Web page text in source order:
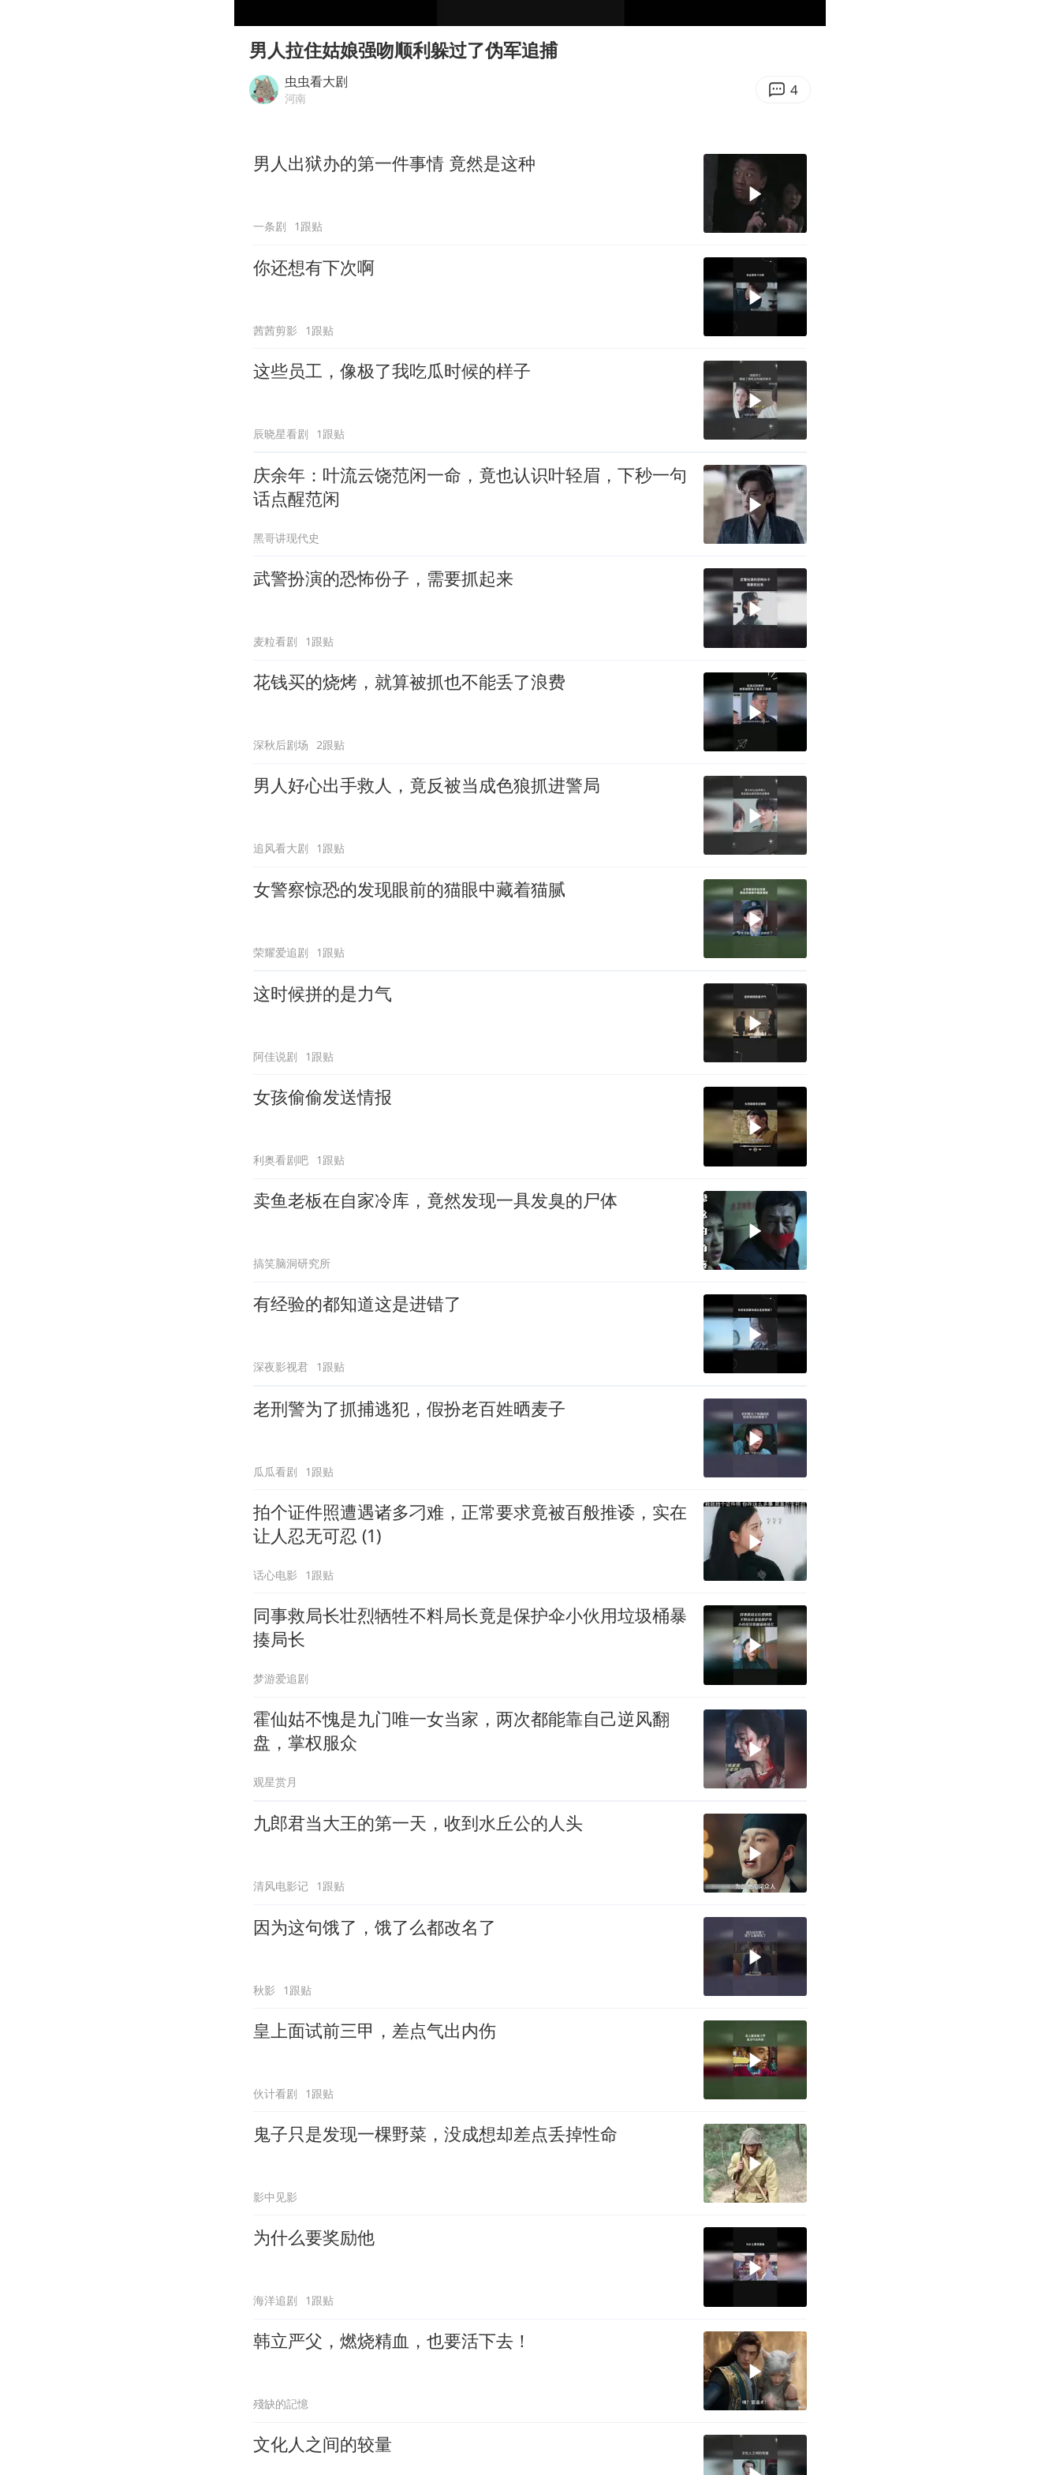
台风灿鸿未来对中国无影响
美媒称美国想用战术核武器对抗中俄
如何把百年大党建设得更加坚强有力？
男人拉住姑娘强吻顺利躲过了伪军追捕
虫虫看大剧
河南 4
男人出狱办的第一件事情 竟然是这种
一条剧 1跟贴
你还想有下次啊
茜茜剪影 1跟贴
这些员工，像极了我吃瓜时候的样子
辰晓星看剧 1跟贴
庆余年：叶流云饶范闲一命，竟也认识叶轻眉，下秒一句
话点醒范闲
黑哥讲现代史
武警扮演的恐怖份子，需要抓起来
麦粒看剧 1跟贴
花钱买的烧烤，就算被抓也不能丢了浪费
深秋后剧场 2跟贴
男人好心出手救人，竟反被当成色狼抓进警局
追风看大剧 1跟贴
女警察惊恐的发现眼前的猫眼中藏着猫腻
荣耀爱追剧 1跟贴
这时候拼的是力气
阿佳说剧 1跟贴
女孩偷偷发送情报
利奥看剧吧 1跟贴
卖鱼老板在自家冷库，竟然发现一具发臭的尸体
搞笑脑洞研究所
有经验的都知道这是进错了
深夜影视君 1跟贴
老刑警为了抓捕逃犯，假扮老百姓晒麦子
瓜瓜看剧 1跟贴
拍个证件照遭遇诸多刁难，正常要求竟被百般推诿，实在
让人忍无可忍 (1)
话心电影 1跟贴
同事救局长壮烈牺牲不料局长竟是保护伞小伙用垃圾桶暴
揍局长
梦游爱追剧
霍仙姑不愧是九门唯一女当家，两次都能靠自己逆风翻
盘，掌权服众
观星赏月
九郎君当大王的第一天，收到水丘公的人头
清风电影记 1跟贴
因为这句饿了，饿了么都改名了
秋影 1跟贴
皇上面试前三甲，差点气出内伤
伙计看剧 1跟贴
鬼子只是发现一棵野菜，没成想却差点丢掉性命
影中见影
为什么要奖励他
海洋追剧 1跟贴
韩立严父，燃烧精血，也要活下去！
殘缺的記憶
文化人之间的较量